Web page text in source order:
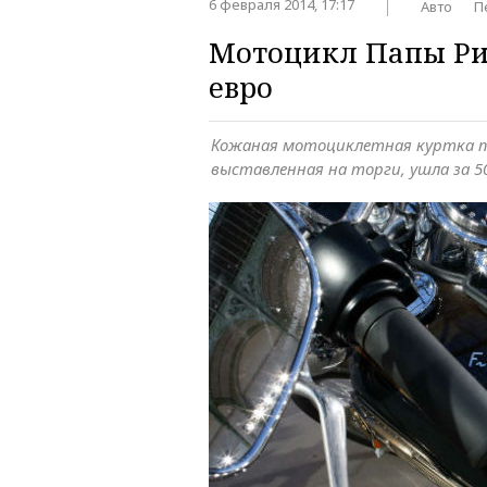
6 февраля 2014, 17:17 Авто
Мотоцикл Папы
евро
Кожаная мотоциклетная куртка
выставленная на торги, ушла за